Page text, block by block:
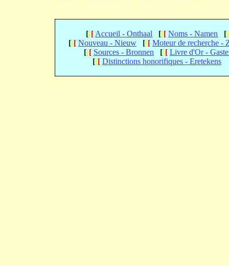
[[[ Accueil - Onthaal [[[ Noms - Namen [[
[[[ Nouveau - Nieuw [[[ Moteur de recherche -
[[[ Sources - Bronnen [[[ Livre d'Or -
[[[ Distinctions honorifiques - Eretekens